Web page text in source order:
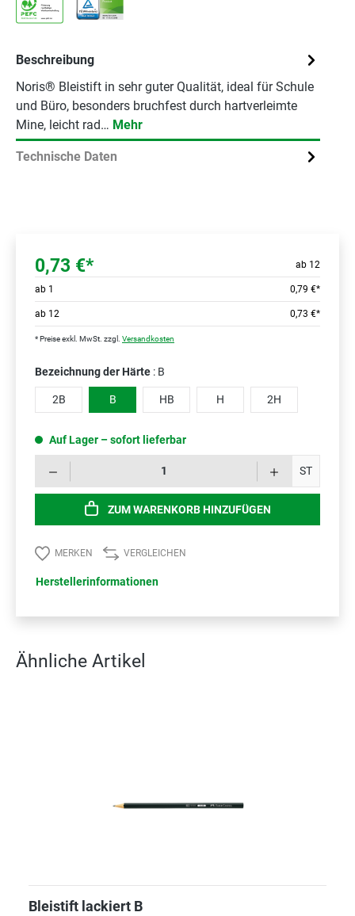
Beschreibung
Noris® Bleistift in sehr guter Qualität, ideal für Schule
und Büro, besonders bruchfest durch hartverleimte
Mine, leicht rad… Mehr
Technische Daten
0,73 €* ab 12
ab 1 0,79 €*
ab 12 0,73 €*
* Preise exkl. MwSt. zzgl. Versandkosten
Bezeichnung der Härte : B
2B B HB H 2H
Auf Lager – sofort lieferbar
ST
ZUM WARENKORB HINZUFÜGEN
MERKEN VERGLEICHEN
Herstellerinformationen
Ähnliche Artikel
Bleistift lackiert B